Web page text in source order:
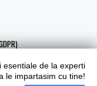
esentiale de la experti
le impartasim cu tine!